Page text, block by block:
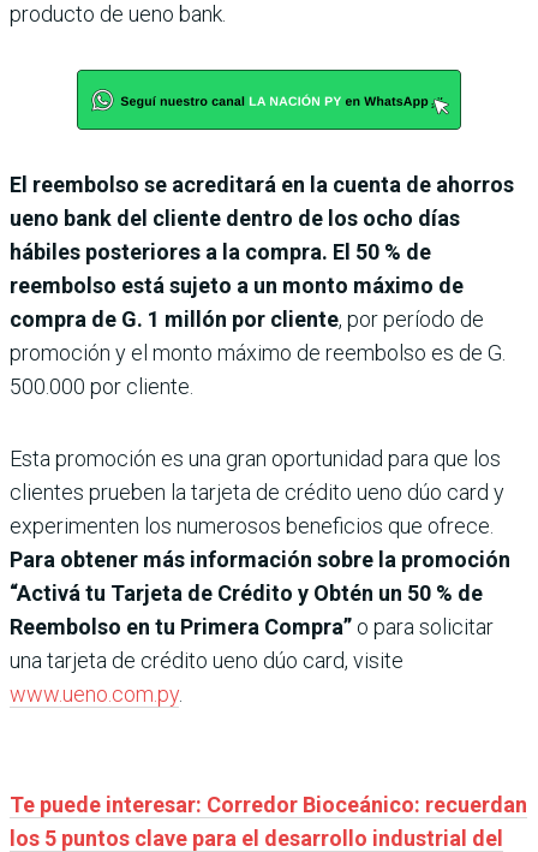
producto de ueno bank.
El reembolso se acreditará en la cuenta de ahorros
ueno bank del cliente dentro de los ocho días
hábiles posteriores a la compra. El 50 % de
reembolso está sujeto a un monto máximo de
compra de G. 1 millón por cliente, por período de
promoción y el monto máximo de reembolso es de G.
500.000 por cliente.
Esta promoción es una gran oportunidad para que los
clientes prueben la tarjeta de crédito ueno dúo card y
experimenten los numerosos beneficios que ofrece.
Para obtener más información sobre la promoción
“Activá tu Tarjeta de Crédito y Obtén un 50 % de
Reembolso en tu Primera Compra” o para solicitar
una tarjeta de crédito ueno dúo card, visite
www.ueno.com.py.
Te puede interesar: Corredor Bioceánico: recuerdan
los 5 puntos clave para el desarrollo industrial del